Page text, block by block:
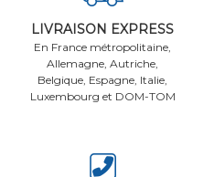
LIVRAISON EXPRESS
En France métropolitaine,
Allemagne, Autriche,
Belgique, Espagne, Italie,
Luxembourg et DOM-TOM